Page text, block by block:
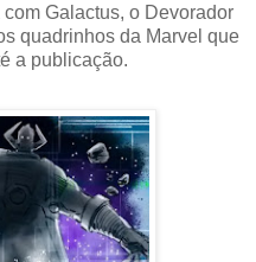
Galactus, o Devorador
quadrinhos da Marvel que
a publicação.